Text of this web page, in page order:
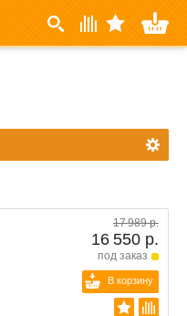
17 989 р.
16 550 р.
под заказ
В корзину